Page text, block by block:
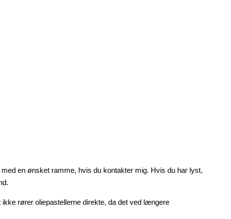
en ønsket ramme, hvis du kontakter mig. Hvis du har lyst,
rører oliepastellerne direkte, da det ved længere